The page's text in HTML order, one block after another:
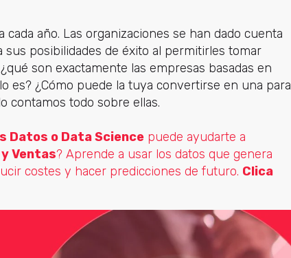
año. Las organizaciones se han dado cuenta
posibilidades de éxito al permitirles tomar
son exactamente las empresas basadas en
es? ¿Cómo puede la tuya convertirse en una para
contamos todo sobre ellas.
Datos o Data Science puede ayudarte a
Ventas? Aprende a usar los datos que genera
costes y hacer predicciones de futuro. Clica